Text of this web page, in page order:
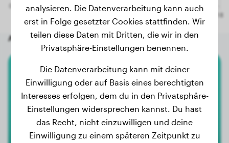
Andere zufällige Hunde
Labrador Retriever
Molly
analysieren. Die Datenverarbeitung kann auch
erst in Folge gesetzter Cookies stattfinden. Wir
teilen diese Daten mit Dritten, die wir in den
Privatsphäre-Einstellungen benennen.
Die Datenverarbeitung kann mit deiner
Einwilligung oder auf Basis eines berechtigten
Interesses erfolgen, dem du in den Privatsphäre-
Einstellungen widersprechen kannst. Du hast
das Recht, nicht einzuwilligen und deine
Einwilligung zu einem späteren Zeitpunkt zu